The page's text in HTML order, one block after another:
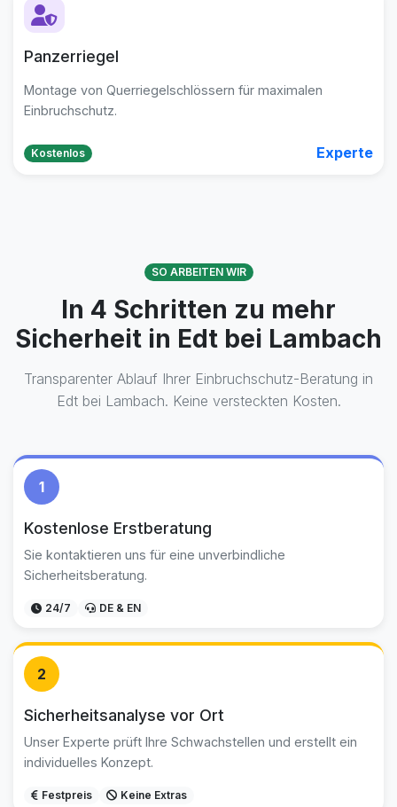
Panzerriegel
Montage von Querriegelschlössern für maximalen
Einbruchschutz.
Kostenlos Experte
SO ARBEITEN WIR
In 4 Schritten zu mehr
Sicherheit in Edt bei Lambach
Transparenter Ablauf Ihrer Einbruchschutz-Beratung in
Edt bei Lambach. Keine versteckten Kosten.
1
Kostenlose Erstberatung
Sie kontaktieren uns für eine unverbindliche
Sicherheitsberatung.
24/7 DE & EN
2
Sicherheitsanalyse vor Ort
Unser Experte prüft Ihre Schwachstellen und erstellt ein
individuelles Konzept.
Festpreis Keine Extras